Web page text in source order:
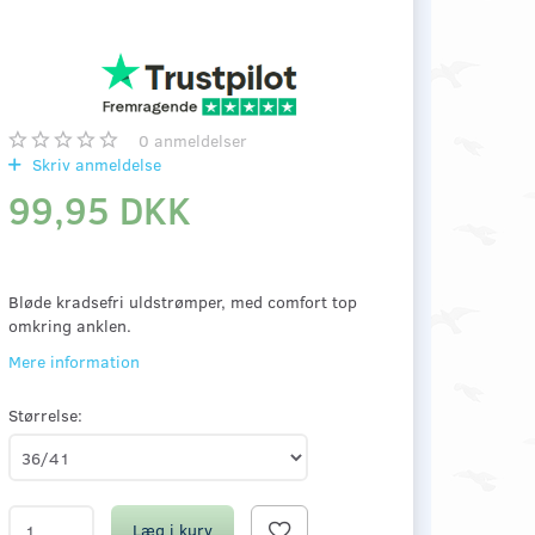
0 anmeldelser
Skriv anmeldelse
99,95 DKK
Bløde kradsefri uldstrømper, med comfort top
omkring anklen.
Mere information
Størrelse:
Læg i kurv